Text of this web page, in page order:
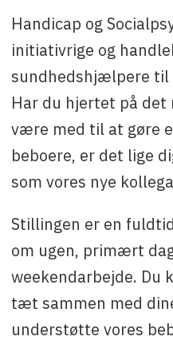
Kontakt : Sikkersoq
eller e-mail:
Handicap og
initiativrige og
sundhedshjælpere til
Har du hjertet på det
være med til at gøre
beboere, er det lige
som vores nye
Stillingen er en
om ugen, primært
weekendarbejde. Du
tæt sammen med
understøtte vores